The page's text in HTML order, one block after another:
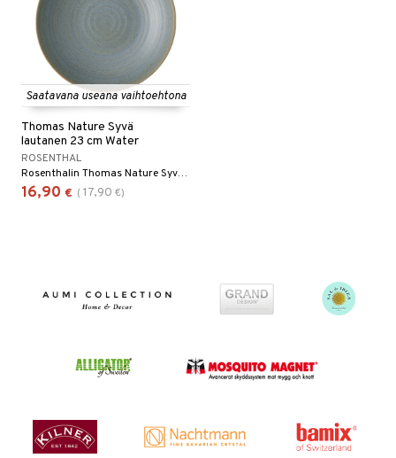
Saatavana useana vaihtoehtona
Thomas Nature Syvä
lautanen 23 cm Water
ROSENTHAL
Rosenthalin Thomas Nature Syvä lautanen 23 cm on kivikeraaminen lautanen, jossa on ympyränmuotoinen kuvio kirjavin värein, ja sitä on saatavana useissa eri väreissä.
16,90 € ( 17,90 €)